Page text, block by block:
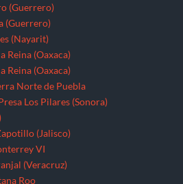
(Guerrero)
(Guerrero)
(Nayarit)
Reina (Oaxaca)
Reina (Oaxaca)
Norte de Puebla
Los Pilares (Sonora)
(Jalisco)
VI
(Veracruz)
Roo